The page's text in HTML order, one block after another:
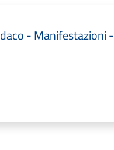
- Manifestazioni -